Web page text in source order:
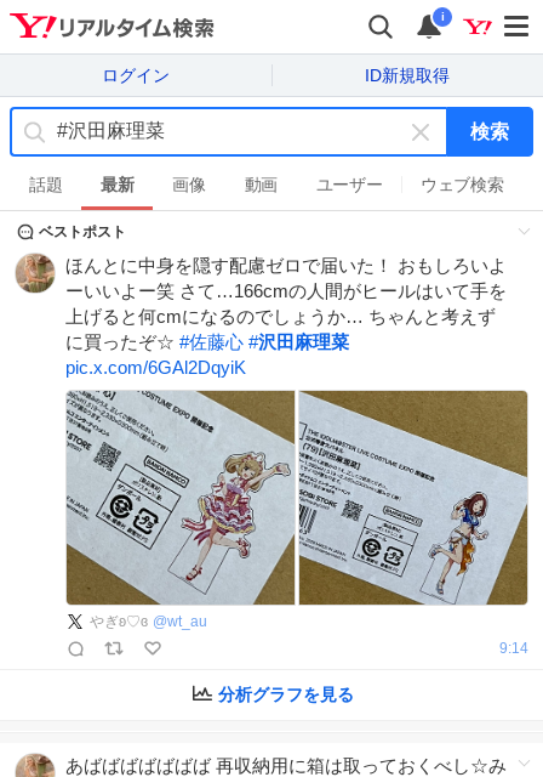
i
ログイン ID新規取得
キ
ー
ワ
ド
を
消
検索
話題 最新 画像 動画 ユーザー ウェブ検索
ベストポスト
ほんとに中身を隠す配慮ゼロで届いた！ おもしろいよ
ーいいよー笑 さて…166cmの人間がヒールはいて手を
上げると何cmになるのでしょうか… ちゃんと考えず
に買ったぞ☆ #佐藤心 #沢田麻理菜
pic.x.com/6GAl2DqyiK
やぎʚ♡ɞ @wt_au
9:14
分析グラフを見る
あばばばばばばば 再収納用に箱は取っておくべし☆み